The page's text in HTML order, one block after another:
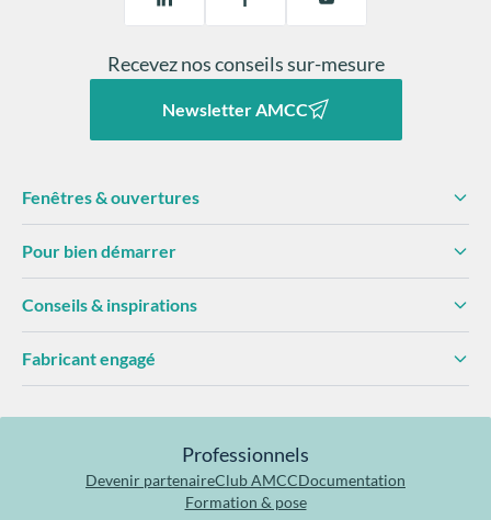
Recevez nos conseils sur-mesure
Newsletter AMCC
Fenêtres & ouvertures
Pour bien démarrer
Conseils & inspirations
Fabricant engagé
Professionnels
Devenir partenaireClub AMCCDocumentation
Formation & pose